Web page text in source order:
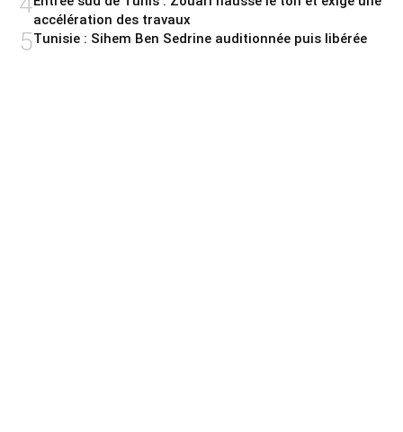
accélération des travaux
5Tunisie : Sihem Ben Sedrine auditionnée puis libérée